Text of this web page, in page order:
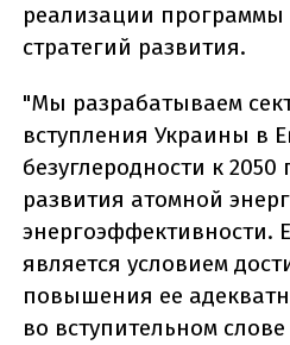
реализации программы
стратегий развития.
"Мы разрабатываем
вступления Украины в
безуглеродности к
развития атомной
энергоэффективности.
является условием
повышения ее
во вступительном